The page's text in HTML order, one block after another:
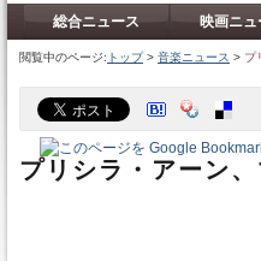
総合ニュース 映画ニュ
閲覧中のページ: トップ> 音楽ニュース > プ
プリシラ・アーン